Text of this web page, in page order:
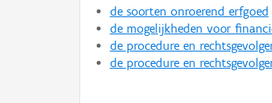
de soorten onroerend erfgoed
de mogelijkheden voor
de procedure en
de procedure en